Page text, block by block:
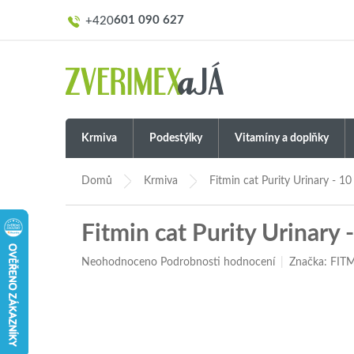
601 090 627
Krmiva Podestýlky Vitamíny a doplňky
Domů Krmiva Fitmin cat Purity Urinary - 10
Fitmin cat Purity Urinary
Průměrné
Neohodnoceno Podrobnosti hodnocení Značka: